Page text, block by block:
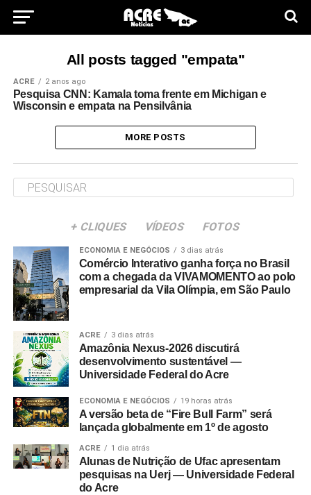
All posts tagged "empata"
ACRE 2 anos ago
Pesquisa CNN: Kamala toma frente em Michigan e
Wisconsin e empata na Pensilvânia
MORE POSTS
+ CLIQUES VÍDEOS FOTOS
ECONOMIA E NEGÓCIOS 3 dias atrás
Comércio Interativo ganha força no Brasil
com a chegada da VIVAMOMENTO ao polo
empresarial da Vila Olímpia, em São Paulo
ACRE 3 dias atrás
Amazônia Nexus-2026 discutirá
desenvolvimento sustentável —
Universidade Federal do Acre
ECONOMIA E NEGÓCIOS 19 horas atrás
A versão beta de “Fire Bull Farm” será
lançada globalmente em 1º de agosto
ACRE 1 dia atrás
Alunas de Nutrição de Ufac apresentam
pesquisas na Uerj — Universidade Federal
do Acre